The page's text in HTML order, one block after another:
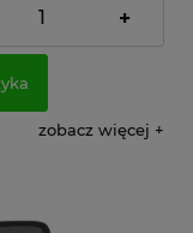
+
zobacz więcej